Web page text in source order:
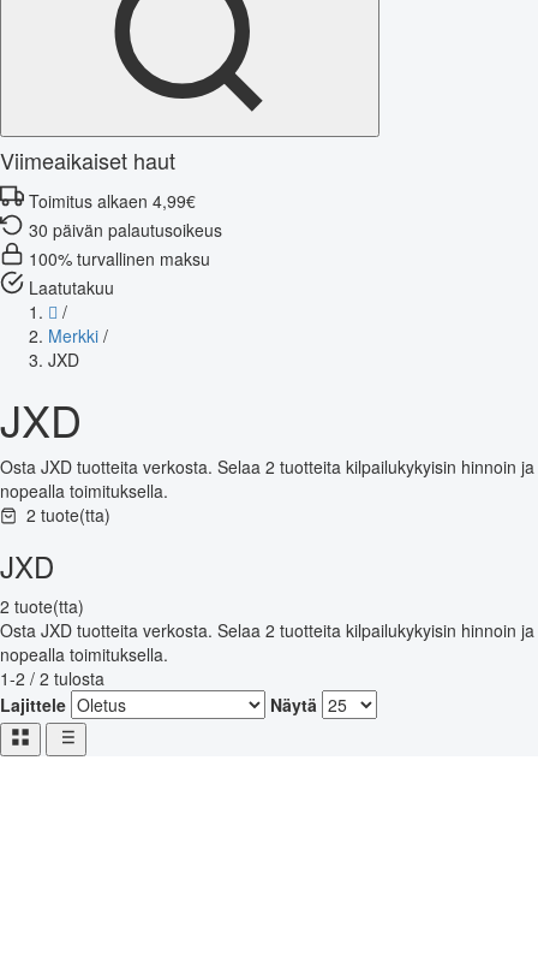
Viimeaikaiset haut
Toimitus alkaen 4,99€
30 päivän palautusoikeus
100% turvallinen maksu
Laatutakuu
/
Merkki /
JXD
JXD
Osta JXD tuotteita verkosta. Selaa 2 tuotteita kilpailukykyisin hinnoin ja
nopealla toimituksella.
2 tuote(tta)
JXD
2 tuote(tta)
Osta JXD tuotteita verkosta. Selaa 2 tuotteita kilpailukykyisin hinnoin ja
nopealla toimituksella.
1-2 / 2 tulosta
Lajittele
Näytä